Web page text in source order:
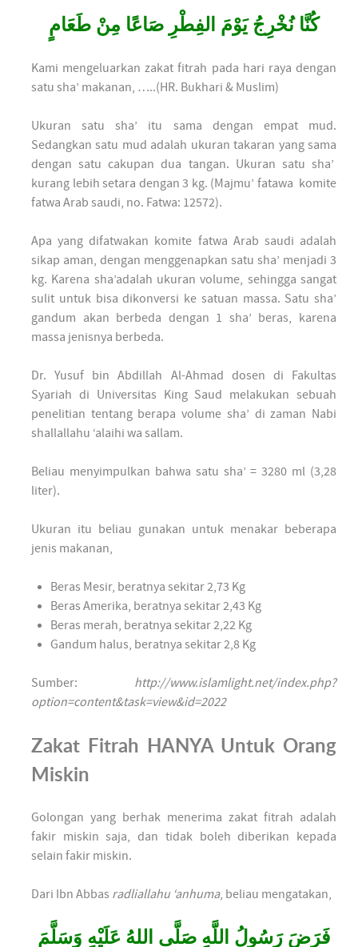
كُنَّا نُخْرِجُ يَوْمَ الفِطْرِ صَاعًا مِنْ طَعَامٍ
Kami mengeluarkan zakat fitrah pada hari raya dengan
satu sha’ makanan, …..(HR. Bukhari & Muslim)
Ukuran satu sha’ itu sama dengan empat mud.
Sedangkan satu mud adalah ukuran takaran yang sama
dengan satu cakupan dua tangan. Ukuran satu sha’
kurang lebih setara dengan 3 kg. (Majmu’ fatawa komite
fatwa Arab saudi, no. Fatwa: 12572).
Apa yang difatwakan komite fatwa Arab saudi adalah
sikap aman, dengan menggenapkan satu sha’ menjadi 3
kg. Karena sha’adalah ukuran volume, sehingga sangat
sulit untuk bisa dikonversi ke satuan massa. Satu sha’
gandum akan berbeda dengan 1 sha’ beras, karena
massa jenisnya berbeda.
Dr. Yusuf bin Abdillah Al-Ahmad dosen di Fakultas
Syariah di Universitas King Saud melakukan sebuah
penelitian tentang berapa volume sha’ di zaman Nabi
shallallahu ‘alaihi wa sallam.
Beliau menyimpulkan bahwa satu sha’ = 3280 ml (3,28
liter).
Ukuran itu beliau gunakan untuk menakar beberapa
jenis makanan,
Beras Mesir, beratnya sekitar 2,73 Kg
Beras Amerika, beratnya sekitar 2,43 Kg
Beras merah, beratnya sekitar 2,22 Kg
Gandum halus, beratnya sekitar 2,8 Kg
Sumber: http://www.islamlight.net/index.php?
option=content&task=view&id=2022
Zakat Fitrah HANYA Untuk Orang
Miskin
Golongan yang berhak menerima zakat fitrah adalah
fakir miskin saja, dan tidak boleh diberikan kepada
selain fakir miskin.
Dari Ibn Abbas radliallahu ‘anhuma, beliau mengatakan,
فَرَضَ رَسُولُ اللَّهِ صَلَّى اللهُ عَلَيْهِ وَسَلَّمَ